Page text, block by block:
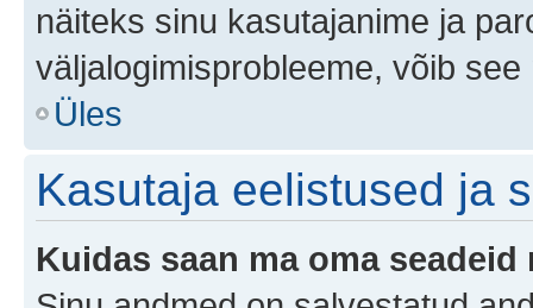
näiteks sinu kasutajanime ja
väljalogimisprobleeme, võib see
Üles
Kasutaja eelistused ja
Kuidas saan ma oma seadeid